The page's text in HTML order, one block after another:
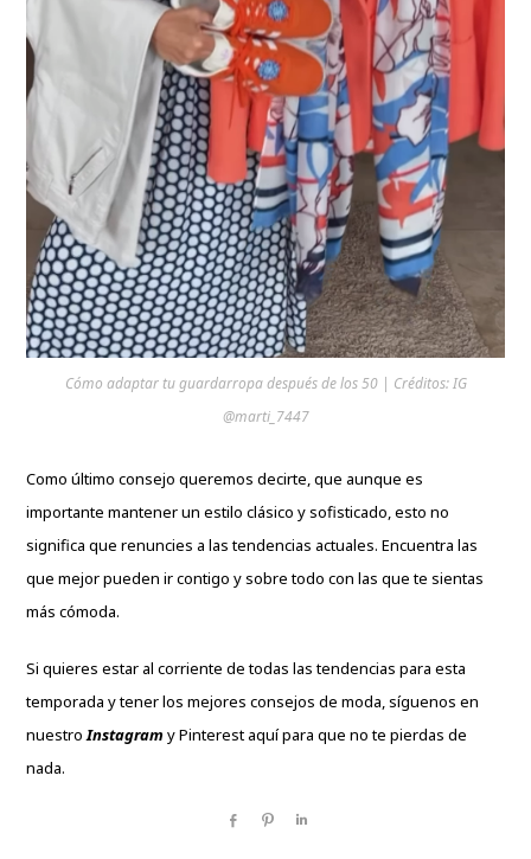
Cómo adaptar tu guardarropa después de los 50 | Créditos: IG
@marti_7447
Como último consejo queremos decirte, que aunque es
importante mantener un estilo clásico y sofisticado, esto no
significa que renuncies a las tendencias actuales. Encuentra las
que mejor pueden ir contigo y sobre todo con las que te sientas
más cómoda.
Si quieres estar al corriente de todas las tendencias para esta
temporada y tener los mejores consejos de moda, síguenos en
nuestroInstagram y Pinterest aquípara que no te pierdas de
nada.
Share Pin